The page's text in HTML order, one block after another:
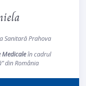
Sanitară Prahova
Medicaleîn cadrul
din România